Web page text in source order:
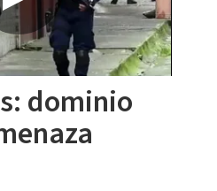
dominio